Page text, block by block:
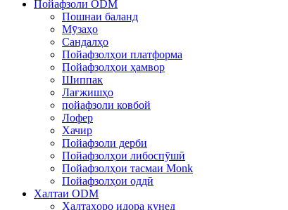
Пойафзоли ODM
Пошнаи баланд
Мӯзаҳо
Сандалҳо
Пойафзолҳои платформа
Пойафзолҳои ҳамвор
Шиппак
Лағжишҳо
пойафзоли ковбой
Лофер
Хачир
Пойафзоли дерби
Пойафзолҳои либоспӯшӣ
Пойафзолҳои тасмаи Monk
Пойафзолҳои оддӣ
Халтаи ODM
Халтаҳоро идора кунед